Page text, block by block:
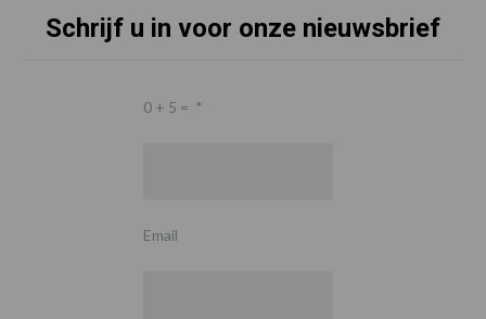
Schrijf u in voor onze nieuwsbrief
0 + 5 = *
Email